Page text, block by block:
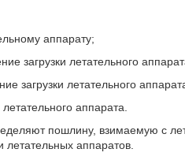
аппарату;
загрузки летательного
загрузки летательного
аппарата.
пошлину, взимаемую с
летательных аппаратов.